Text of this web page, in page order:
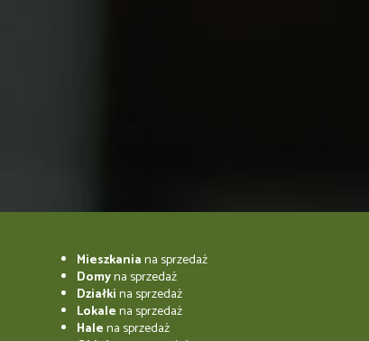
Mieszkaniana sprzedaż
Domyna sprzedaż
Działkina sprzedaż
Lokalena sprzedaż
Halena sprzedaż